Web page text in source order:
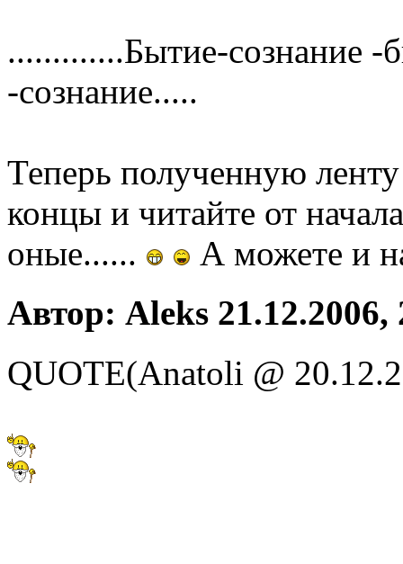
.............Бытие-сознание -
-сознание.....
Теперь полученную
концы и читайте от
оные......
А можете и
Автор: Aleks 21.12.2006,
QUOTE(Anatoli @